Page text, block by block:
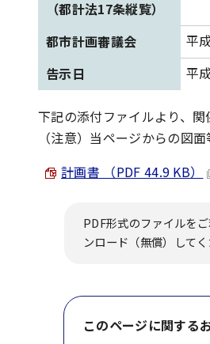
（都計法17条縦覧）
都市計画審議会
平
告示日
平
下記の添付ファイルより、関
（注意）当ページからの図
計画書 （PDF 44.9 KB）
PDF形式のファイルを
ンロード（無償）してく
このページに関する